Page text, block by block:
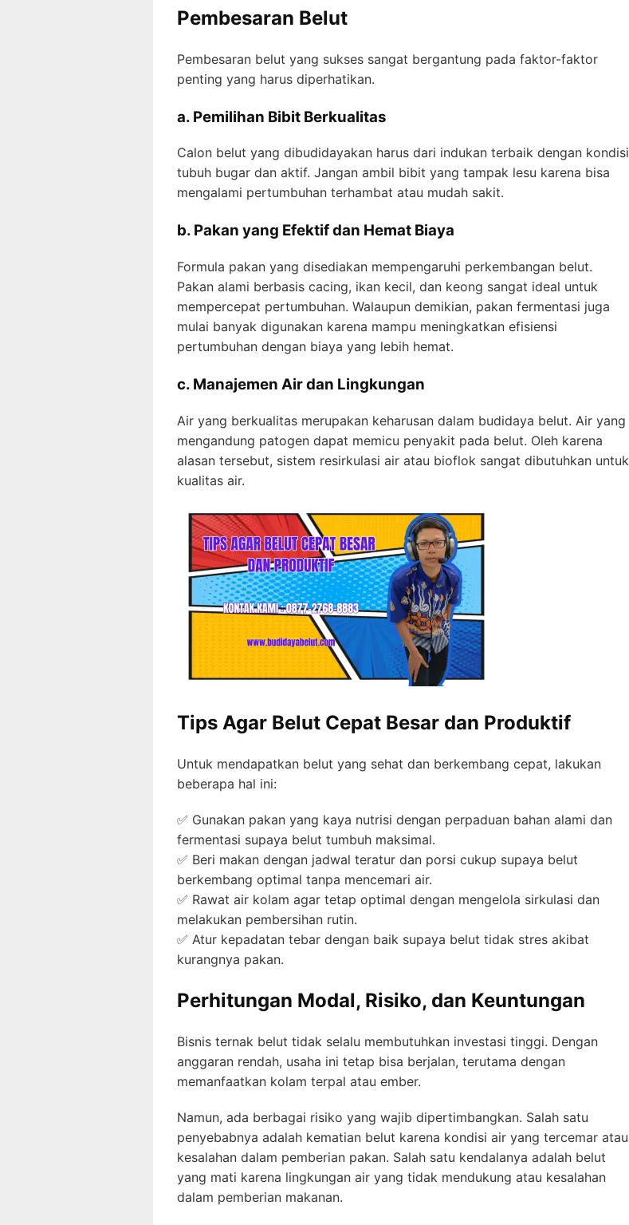
Pembesaran Belut
Pembesaran belut yang sukses sangat bergantung pada faktor-faktor
penting yang harus diperhatikan.
a. Pemilihan Bibit Berkualitas
Calon belut yang dibudidayakan harus dari indukan terbaik dengan kondisi
tubuh bugar dan aktif. Jangan ambil bibit yang tampak lesu karena bisa
mengalami pertumbuhan terhambat atau mudah sakit.
b. Pakan yang Efektif dan Hemat Biaya
Formula pakan yang disediakan mempengaruhi perkembangan belut.
Pakan alami berbasis cacing, ikan kecil, dan keong sangat ideal untuk
mempercepat pertumbuhan. Walaupun demikian, pakan fermentasi juga
mulai banyak digunakan karena mampu meningkatkan efisiensi
pertumbuhan dengan biaya yang lebih hemat.
c. Manajemen Air dan Lingkungan
Air yang berkualitas merupakan keharusan dalam budidaya belut. Air yang
mengandung patogen dapat memicu penyakit pada belut. Oleh karena
alasan tersebut, sistem resirkulasi air atau bioflok sangat dibutuhkan untuk
kualitas air.
Tips Agar Belut Cepat Besar dan Produktif
Untuk mendapatkan belut yang sehat dan berkembang cepat, lakukan
beberapa hal ini:
✅ Gunakan pakan yang kaya nutrisi dengan perpaduan bahan alami dan
fermentasi supaya belut tumbuh maksimal.
✅ Beri makan dengan jadwal teratur dan porsi cukup supaya belut
berkembang optimal tanpa mencemari air.
✅ Rawat air kolam agar tetap optimal dengan mengelola sirkulasi dan
melakukan pembersihan rutin.
✅ Atur kepadatan tebar dengan baik supaya belut tidak stres akibat
kurangnya pakan.
Perhitungan Modal, Risiko, dan Keuntungan
Bisnis ternak belut tidak selalu membutuhkan investasi tinggi. Dengan
anggaran rendah, usaha ini tetap bisa berjalan, terutama dengan
memanfaatkan kolam terpal atau ember.
Namun, ada berbagai risiko yang wajib dipertimbangkan. Salah satu
penyebabnya adalah kematian belut karena kondisi air yang tercemar atau
kesalahan dalam pemberian pakan. Salah satu kendalanya adalah belut
yang mati karena lingkungan air yang tidak mendukung atau kesalahan
dalam pemberian makanan.